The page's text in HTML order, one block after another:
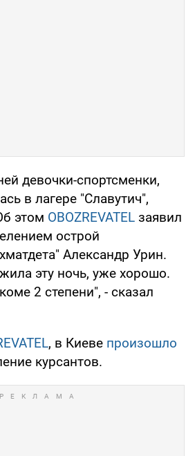
девочки-спортсменки,
в лагере "Славутич",
этом OBOZREVATEL заявил
острой
Александр Урин.
эту ночь, уже хорошо.
2 степени", - сказал
, в Киеве произошло
курсантов.